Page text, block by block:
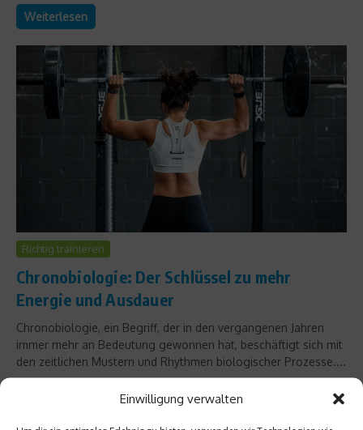
Einwilligung verwalten
Weiterlesen
Richtig trainieren
Chronobiologie: Der Schlüssel zu mehr
Energie und Ausdauer
Chronobiologie, ein Begriff, der in den vergangenen Jahren
immer mehr an Bedeutung gewonnen hat, beschäftigt sich mit
den zeitlichen Mustern und Rhythmen biologischer Prozesse....